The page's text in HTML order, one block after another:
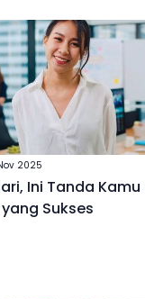
2025
Ini Tanda Kamu
Sukses